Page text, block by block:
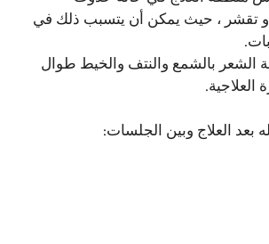
تقشر ، حيث يمكن أن يتسبب ذلك في
الشعر بالشمع والنتف والخيط طوال
العلاجية.
بعد العلاج وبين الجلسات: